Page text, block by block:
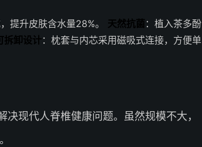
提升皮肤含水量28%。 天然抗菌 ：植入茶多酚
拆卸设计：枕套与内芯采用磁吸式连接，方便单
现代人脊椎健康问题。虽然规模不大，